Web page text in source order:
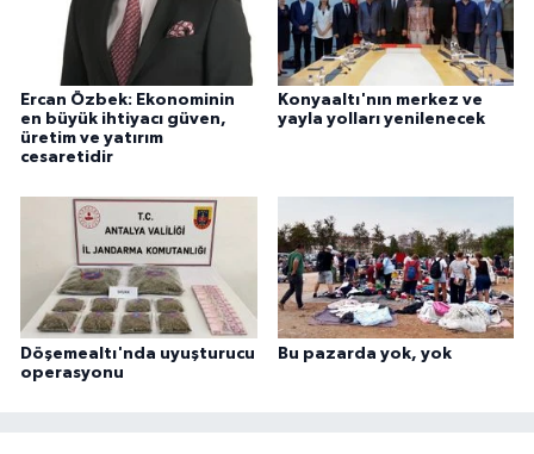
Ercan Özbek: Ekonominin
en büyük ihtiyacı güven,
üretim ve yatırım
cesaretidir
Konyaaltı'nın merkez ve
yayla yolları yenilenecek
Döşemealtı'nda uyuşturucu
operasyonu
Bu pazarda yok, yok